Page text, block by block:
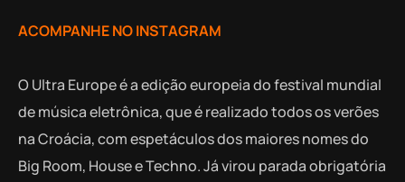
ACOMPANHE NO INSTAGRAM
O Ultra Europe é a edição europeia do festival mundial
de música eletrônica, que é realizado todos os verões
na Croácia, com espetáculos dos maiores nomes do
Big Room, House e Techno. Já virou parada obrigatória